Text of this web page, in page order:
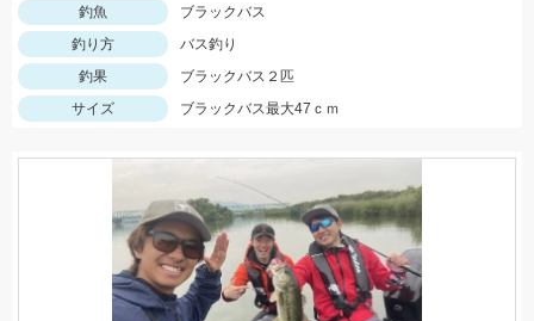
釣魚
ブラックバス
釣り方
バス釣り
釣果
ブラックバス２匹
サイズ
ブラックバス最大47ｃｍ